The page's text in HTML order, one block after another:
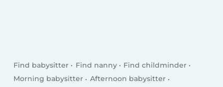
Find babysitter Find nanny
Find childminder
Morning babysitter
Afternoon babysitter